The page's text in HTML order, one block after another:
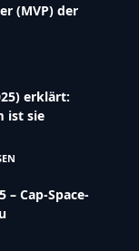
(MVP) der
erklärt:
ist sie
– Cap-Space-